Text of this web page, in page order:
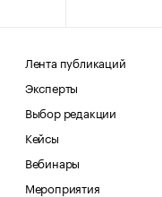
Лента публикаций
Эксперты
Выбор редакции
Кейсы
Вебинары
Мероприятия